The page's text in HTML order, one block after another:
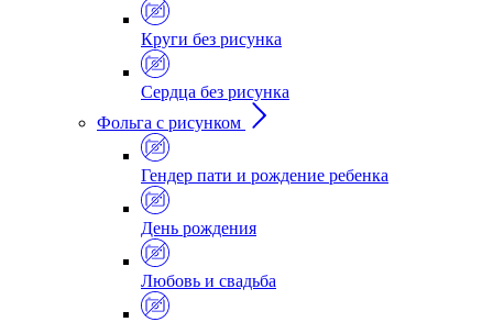
Круги без рисунка
Сердца без рисунка
Фольга с рисунком
Гендер пати и рождение ребенка
День рождения
Любовь и свадьба